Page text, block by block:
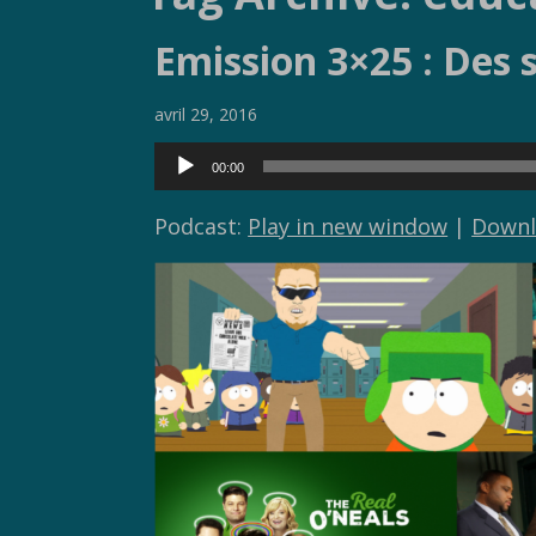
Emission 3×25 : Des
avril 29, 2016
Lecteur
audio
00:00
Podcast: Play in new window |